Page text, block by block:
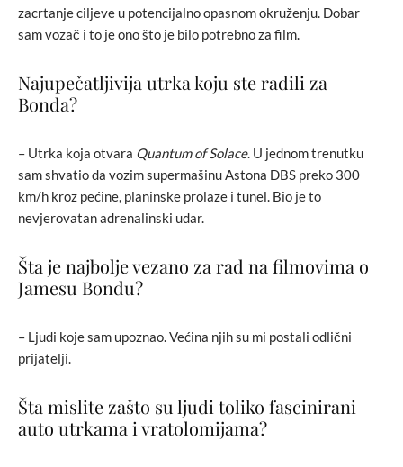
zacrtanje ciljeve u potencijalno opasnom okruženju. Dobar
sam vozač i to je ono što je bilo potrebno za film.
Najupečatljivija utrka koju ste radili za
Bonda?
– Utrka koja otvara Quantum of Solace. U jednom trenutku
sam shvatio da vozim supermašinu Astona DBS preko 300
km/h kroz pećine, planinske prolaze i tunel. Bio je to
nevjerovatan adrenalinski udar.
Šta je najbolje vezano za rad na filmovima o
Jamesu Bondu?
– Ljudi koje sam upoznao. Većina njih su mi postali odlični
prijatelji.
Šta mislite zašto su ljudi toliko fascinirani
auto utrkama i vratolomijama?